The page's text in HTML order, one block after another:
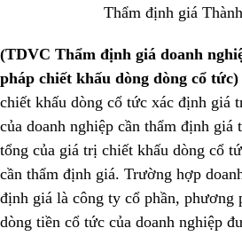
Thẩm định giá
(TDVC Thẩm định giá doanh
pháp chiết khấu dòng dòng cổ tức)
chiết khấu dòng cổ tức xác định giá
của doanh nghiệp cần thẩm định giá
tổng của giá trị chiết khấu dòng cổ
cần thẩm định giá. Trường hợp
định giá là công ty cổ phần, phương
dòng tiền cổ tức của doanh nghiệp